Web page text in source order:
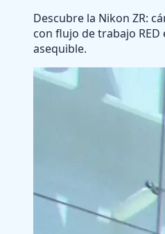
Descubre la Nikon ZR:
con flujo de trabajo
asequible.